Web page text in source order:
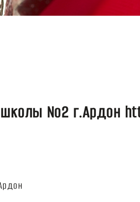
школы №2 г.Ардон